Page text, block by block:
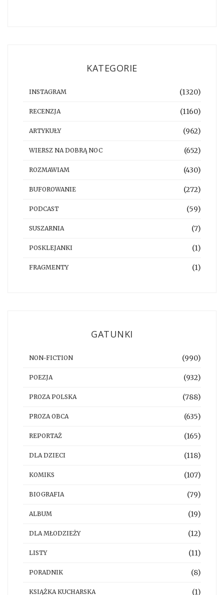
KATEGORIE
INSTAGRAM (1320)
RECENZJA (1160)
ARTYKUŁY (962)
WIERSZ NA DOBRĄ NOC (652)
ROZMAWIAM (430)
BUFOROWANIE (272)
PODCAST (59)
SUSZARNIA (7)
POSKLEJANKI (1)
FRAGMENTY (1)
GATUNKI
NON-FICTION (990)
POEZJA (932)
PROZA POLSKA (788)
PROZA OBCA (635)
REPORTAŻ (165)
DLA DZIECI (118)
KOMIKS (107)
BIOGRAFIA (79)
ALBUM (19)
DLA MŁODZIEŻY (12)
LISTY (11)
PORADNIK (8)
KSIĄŻKA KUCHARSKA (1)